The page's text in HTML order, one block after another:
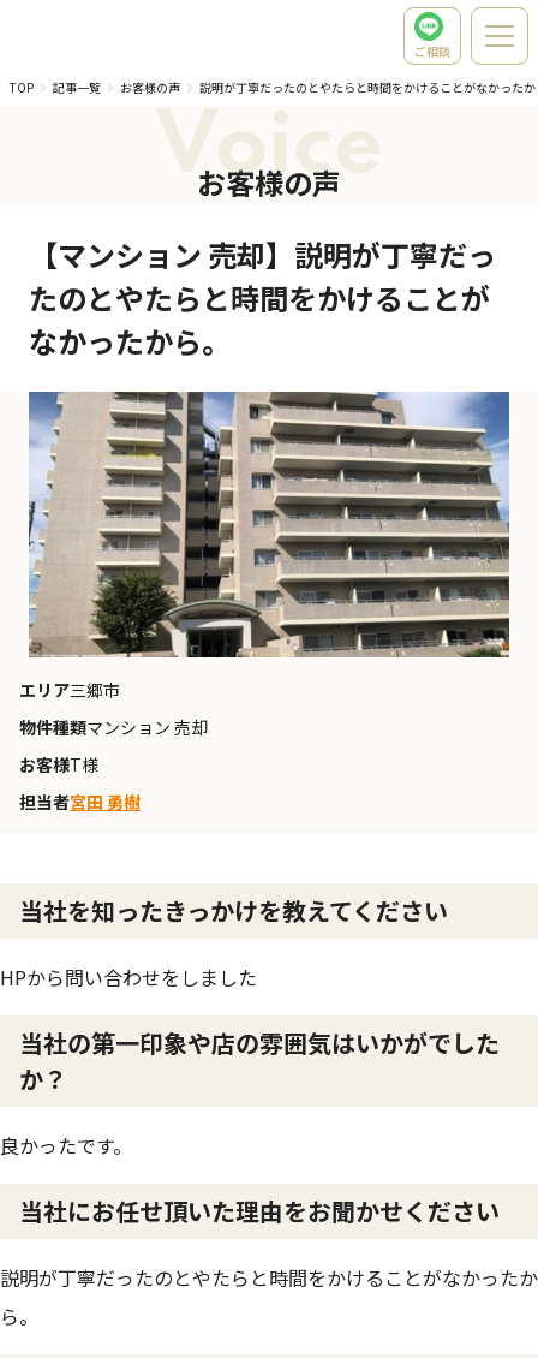
ご相談
TOP
記事一覧 お客様の声 説明が丁寧だったのとやたらと時間をかけることがなかった
Voice
お客様の声
【マンション 売却】説明が丁寧だっ
たのとやたらと時間をかけることが
なかったから。
エリア三郷市
物件種類マンション 売却
お客様T様
担当者宮田 勇樹
当社を知ったきっかけを教えてください
HPから問い合わせをしました
当社の第一印象や店の雰囲気はいかがでした
か？
良かったです。
当社にお任せ頂いた理由をお聞かせください
説明が丁寧だったのとやたらと時間をかけることがなかったか
ら。